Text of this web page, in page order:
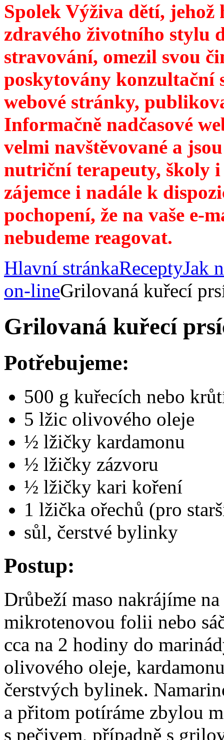
Spolek Výživa dětí,
zdravého životního stylu
stravování, omezil svou
poskytovány konzultační
webové stránky,
Informačně nadčasové
velmi navštěvované a
nutriční terapeuty, školy
zájemce i nadále k
pochopení, že na vaše e-
nebudeme reagovat.
Hlavní stránkaReceptyJak
on-lineGrilovaná kuřecí
Grilovaná kuřecí
Potřebujeme:
500 g kuřecích nebo
5 lžic olivového oleje
½ lžičky kardamonu
½ lžičky zázvoru
½ lžičky kari koření
1 lžička ořechů (pro
sůl, čerstvé bylinky
Postup:
Drůbeží maso nakrájíme
mikrotenovou folii nebo
cca na 2 hodiny do
olivového oleje,
čerstvých bylinek.
a přitom potíráme zbylou
s pečivem, případně s